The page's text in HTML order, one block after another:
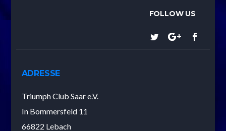
ADRESSE
Triumph Club Saar e.V.
In Bommersfeld 11
66822 Lebach